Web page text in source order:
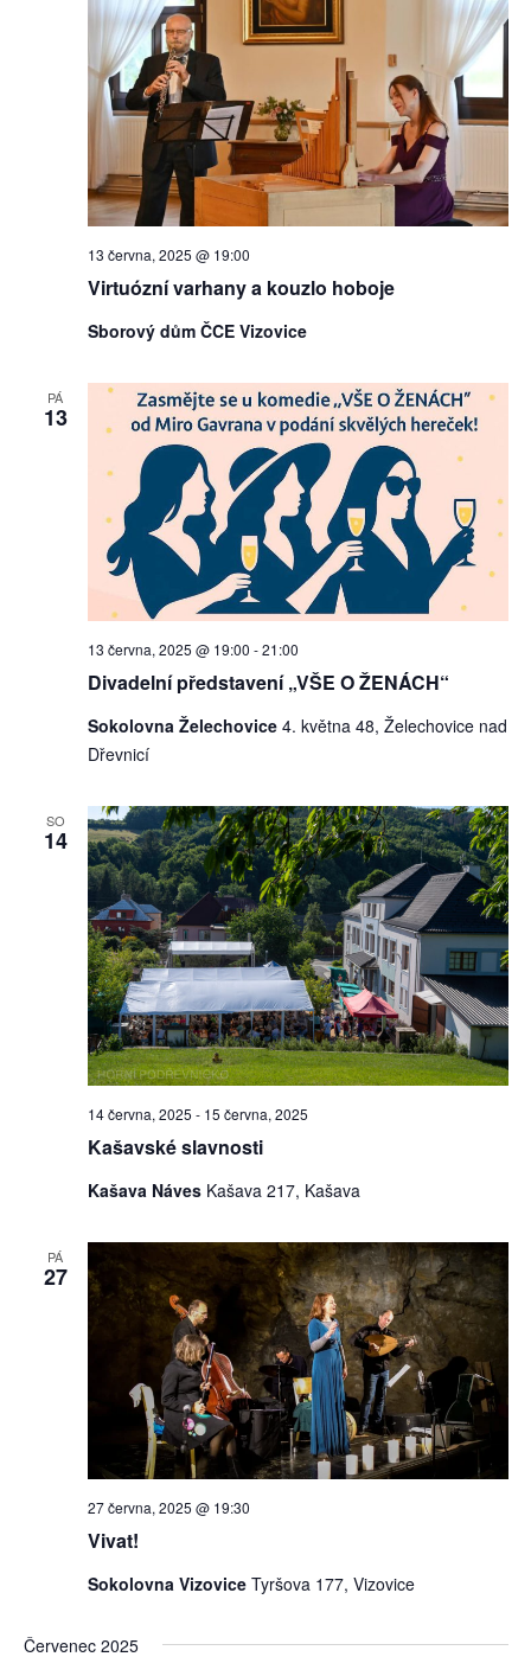
Virtuózní varhany a kouzlo hoboje
13 června, 2025 @ 19:00
Sborový dům ČCE Vizovice
PÁ
13
Divadelní představení „VŠE O ŽENÁCH“
13 června, 2025 @ 19:00 -21:00
Sokolovna Želechovice 4. května 48, Želechovice nad
Dřevnicí
SO
14
Kašavské slavnosti
14 června, 2025 - 15 června, 2025
Kašava Náves Kašava 217, Kašava
PÁ
27
Vivat!
27 června, 2025 @ 19:30
Sokolovna Vizovice Tyršova 177, Vizovice
Červenec 2025